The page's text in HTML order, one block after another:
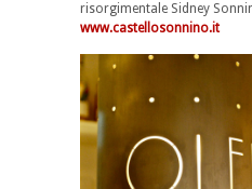
risorgimentale Sidney
www.castellosonnino.it